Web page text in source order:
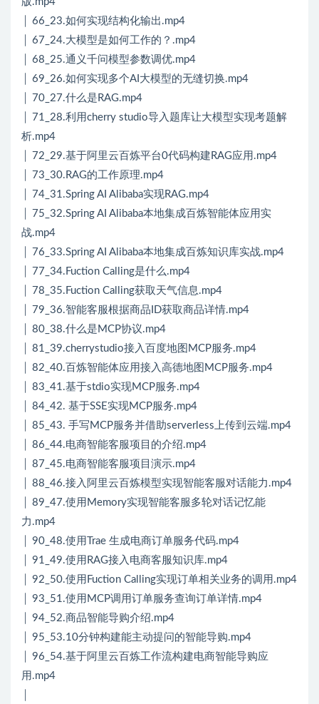
│ 66_23.如何实现结构化输出.mp4
│ 67_24.大模型是如何工作的？.mp4
│ 68_25.通义千问模型参数调优.mp4
│ 69_26.如何实现多个AI大模型的无缝切换.mp4
│ 70_27.什么是RAG.mp4
│ 71_28.利用cherry studio导入题库让大模型实现考题解
析.mp4
│ 72_29.基于阿里云百炼平台0代码构建RAG应用.mp4
│ 73_30.RAG的工作原理.mp4
│ 74_31.Spring AI Alibaba实现RAG.mp4
│ 75_32.Spring AI Alibaba本地集成百炼智能体应用实
战.mp4
│ 76_33.Spring AI Alibaba本地集成百炼知识库实战.mp4
│ 77_34.Fuction Calling是什么.mp4
│ 78_35.Fuction Calling获取天气信息.mp4
│ 79_36.智能客服根据商品ID获取商品详情.mp4
│ 80_38.什么是MCP协议.mp4
│ 81_39.cherrystudio接入百度地图MCP服务.mp4
│ 82_40.百炼智能体应用接入高德地图MCP服务.mp4
│ 83_41.基于stdio实现MCP服务.mp4
│ 84_42. 基于SSE实现MCP服务.mp4
│ 85_43. 手写MCP服务并借助serverless上传到云端.mp4
│ 86_44.电商智能客服项目的介绍.mp4
│ 87_45.电商智能客服项目演示.mp4
│ 88_46.接入阿里云百炼模型实现智能客服对话能力.mp4
│ 89_47.使用Memory实现智能客服多轮对话记忆能
力.mp4
│ 90_48.使用Trae 生成电商订单服务代码.mp4
│ 91_49.使用RAG接入电商客服知识库.mp4
│ 92_50.使用Fuction Calling实现订单相关业务的调用.mp4
│ 93_51.使用MCP调用订单服务查询订单详情.mp4
│ 94_52.商品智能导购介绍.mp4
│ 95_53.10分钟构建能主动提问的智能导购.mp4
│ 96_54.基于阿里云百炼工作流构建电商智能导购应
用.mp4